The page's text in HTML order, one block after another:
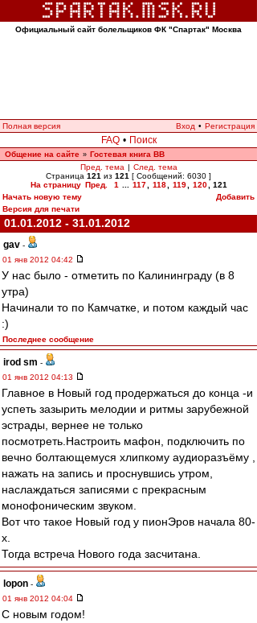
Официальный сайт болельщиков ФК "Спартак" Москва
Полная версия Вход • Регистрация
FAQ • Поиск
Общение на сайте » Гостевая книга ВВ
Пред. тема | След. тема
Страница 121 из 121 [ Сообщений: 6030 ]
На страницу Пред. 1 117 118 119 120
121
Начать новую тему
Добавить
Версия для печати
01.01.2012 - 31.01.2012
gav -
01 янв 2012 04:42
У нас было - отметить по Калининграду (в 8
утра)
Начинали то по Камчатке, и потом каждый час
:)
Последнее сообщение
irod sm -
01 янв 2012 04:13
Главное в Новый год продержаться до конца -и
успеть зазырить мелодии и ритмы зарубежной
эстрады, вернее не только
посмотреть.Настроить мафон, подключить по
вечно болтающемуся хлипкому аудиоразъёму ,
нажать на запись и проснувшись утром,
наслаждаться записями с прекрасным
монофоническим звуком.
Вот что такое Новый год у пионЭров начала 80-
х.
Тогда встреча Нового года засчитана.
lopon -
01 янв 2012 04:04
С новым годом!